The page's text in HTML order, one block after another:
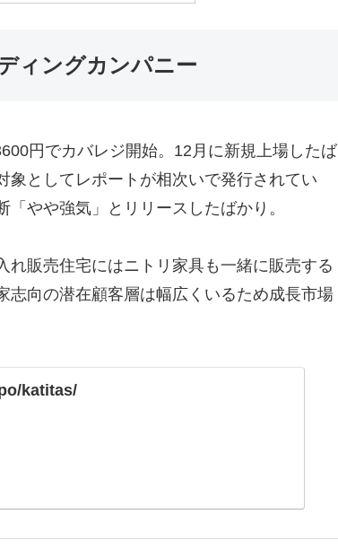
ィングカンパニー
円でカバレジ開始。12月に新規上場したば
象としてレポートが相次いで発行されてい
やや強気」とリリースしたばかり。
販売住宅にはニトリ家具も一緒に販売する
向の潜在顧客層は幅広くいるため成長市場
katitas/